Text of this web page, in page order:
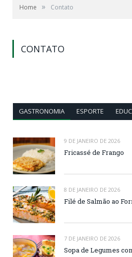
Home » Contato
CONTATO
GASTRONOMIA ESPORTE
9 DE JANEIRO DE 2026
Fricassé de Frango
8 DE JANEIRO DE 2026
Filé de Salmão ao
7 DE JANEIRO DE 2026
Sopa de Legumes